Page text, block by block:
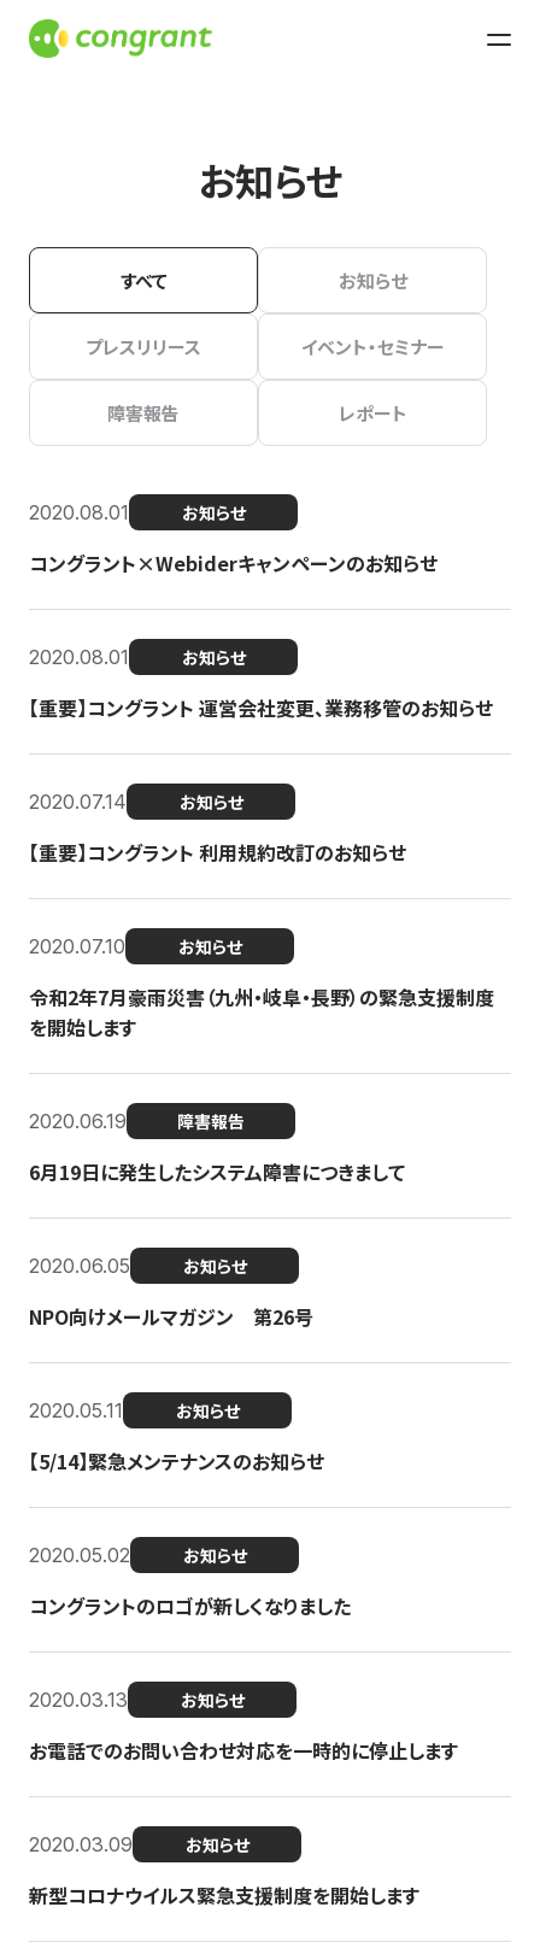
お知らせ
すべて お知らせ
プレスリリース イベント・セミナー
障害報告 レポート
2020.08.01 お知らせ
コングラント×Webiderキャンペーンのお知らせ
2020.08.01 お知らせ
【重要】コングラント 運営会社変更、業務移管のお知らせ
2020.07.14 お知らせ
【重要】コングラント 利用規約改訂のお知らせ
2020.07.10 お知らせ
令和2年7月豪雨災害（九州・岐阜・長野）の緊急支援制度
を開始します
2020.06.19 障害報告
6月19日に発生したシステム障害につきまして
2020.06.05 お知らせ
NPO向けメールマガジン 第26号
2020.05.11 お知らせ
【5/14】緊急メンテナンスのお知らせ
2020.05.02 お知らせ
コングラントのロゴが新しくなりました
2020.03.13 お知らせ
お電話でのお問い合わせ対応を一時的に停止します
2020.03.09 お知らせ
新型コロナウイルス緊急支援制度を開始します